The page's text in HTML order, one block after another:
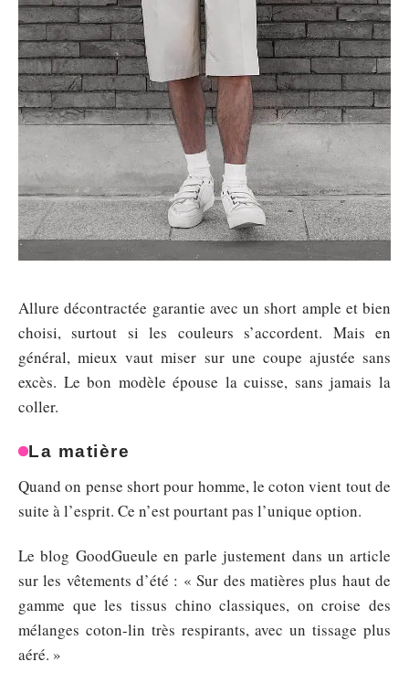
Allure décontractée garantie avec un short ample et bien
choisi, surtout si les couleurs s’accordent. Mais en
général, mieux vaut miser sur une coupe ajustée sans
excès. Le bon modèle épouse la cuisse, sans jamais la
coller.
La matière
Quand on pense short pour homme, le coton vient tout de
suite à l’esprit. Ce n’est pourtant pas l’unique option.
Le blog GoodGueule en parle justement dans un article
sur les vêtements d’été : « Sur des matières plus haut de
gamme que les tissus chino classiques, on croise des
mélanges coton-lin très respirants, avec un tissage plus
aéré. »